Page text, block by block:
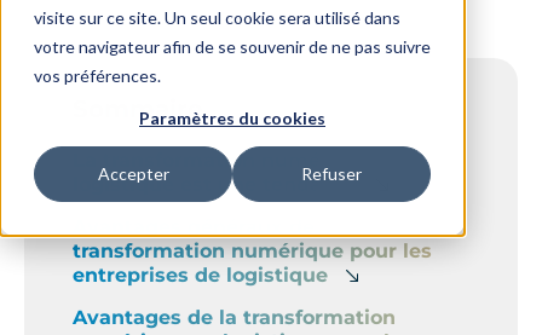
visite sur ce site. Un seul cookie sera utilisé dans
votre navigateur afin de se souvenir de ne pas suivre
vos préférences.
Paramètres du cookies
Accepter Refuser
Sommaire
La transformation numérique dans la
logistique est une tendance
transformation numérique pour les
entreprises de logistique
Avantages de la transformation